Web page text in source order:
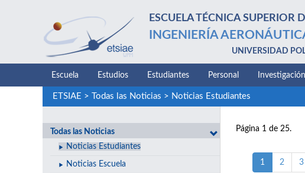
ESCUELA TÉCNICA SUPERIOR
INGENIERÍA
UNIVERSIDAD
Escuela Estudios Estudiantes Personal Investigación
ETSIAE > Todas las Noticias > Noticias Estudiantes
Todas las Noticias
Noticias Estudiantes
Noticias Escuela
Página 1 de 25.
1 2 3